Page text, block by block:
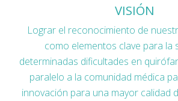
VISIÓN
Lograr el reconocimiento de
como elementos clave para la
determinadas dificultades en
paralelo a la comunidad médica
innovación para una mayor calidad